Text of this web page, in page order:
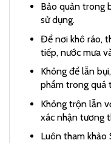
Bảo quản trong
sử dụng.
Để nơi khô ráo,
tiếp, nước mưa
Không để lẫn
phẩm trong quá
Không trộn lẫn
xác nhận tương
Luôn tham khảo